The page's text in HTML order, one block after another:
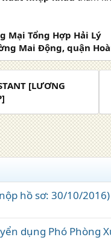
Mại Tổng Hợp Hải Lý
Mai Động, quận
[LƯƠNG
hồ sơ: 30/10/2016)
dụng Phó Phòng